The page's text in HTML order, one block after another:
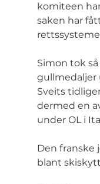
komiteen
saken har
Simon tok
gullmedaljer
Sveits
dermed en
under OL i
Den franske
blant